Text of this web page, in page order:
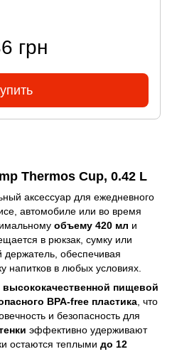
грн
Thermos Cup, 0.42 L
аксессуар для ежедневного
автомобиле или во время
объему 420 мл и
в рюкзак, сумку или
обеспечивая
напитков в любых условиях.
высококачественной пищевой
BPA-free пластика , что
и безопасность для
эффективно удерживают
остаются теплыми до 12